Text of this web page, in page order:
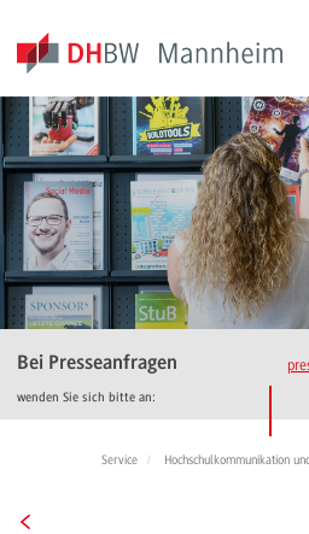
Bei Presseanfragen
wenden Sie sich bitte an:
Service Hochschulkommunikation